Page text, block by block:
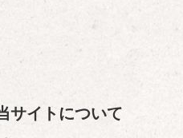
サイトについて